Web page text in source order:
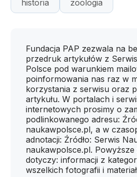
historia zoologia
Fundacja PAP zezwala na
przedruk artykułów z
Polsce pod warunkiem
poinformowania nas raz w
korzystania z serwisu oraz
artykułu. W portalach i
internetowych prosimy o
podlinkowanego adresu:
naukawpolsce.pl, a w
adnotacji: Źródło: Serwis
naukawpolsce.pl. Powyższe
dotyczy: informacji z
wszelkich fotografii i